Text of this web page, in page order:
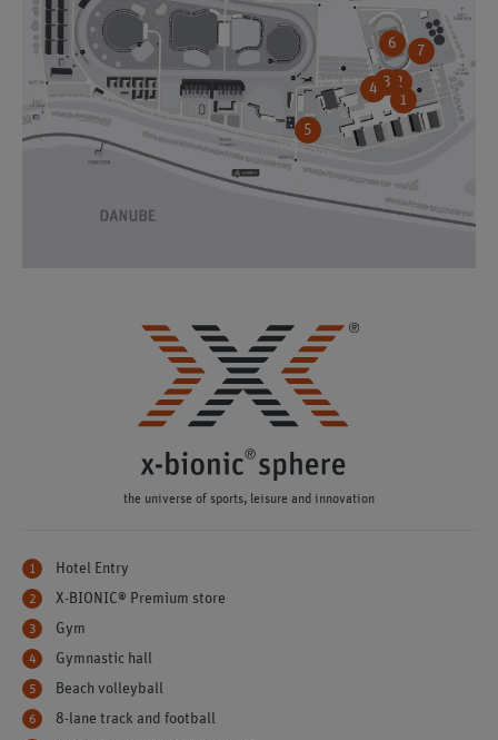
1
2
3
4
5
6
7
the universe of sports, leisure and innovation
Hotel Entry
X-BIONIC® Premium store
Gym
Gymnastic hall
Beach volleyball
8-lane track and football